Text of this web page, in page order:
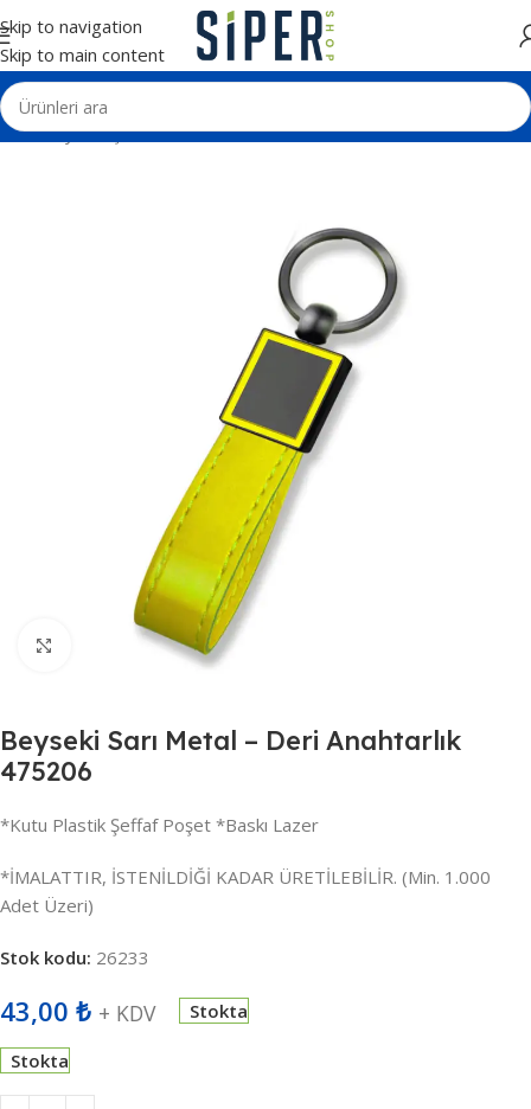
Skip to navigation
Skip to main content
Ana Sayfa Kişisel Ürünler Deri ve Metal Anahtarlıklar
Büyütmek için tıklayın
Beyseki Sarı Metal – Deri Anahtarlık
475206
*Kutu Plastik Şeffaf Poşet *Baskı Lazer
*İMALATTIR, İSTENİLDİĞİ KADAR ÜRETİLEBİLİR. (Min. 1.000
Adet Üzeri)
Stok kodu: 26233
43,00 ₺ + KDV Stokta
Stokta